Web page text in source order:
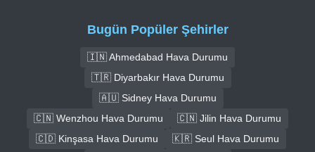
Bugün Popüler Şehirler
🇮🇳 Ahmedabad Hava Durumu
🇹🇷 Diyarbakır Hava Durumu
🇦🇺 Sidney Hava Durumu
🇨🇳 Wenzhou Hava Durumu
🇨🇳 Jilin Hava Durumu
🇨🇩 Kinşasa Hava Durumu
🇰🇷 Seul Hava Durumu